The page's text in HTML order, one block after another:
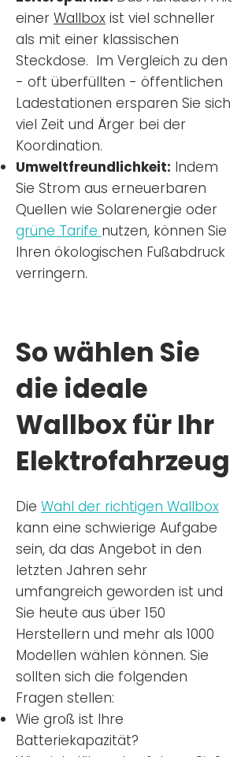
einer Wallbox ist viel schneller
als mit einer klassischen
Steckdose. Im Vergleich zu den
- oft überfüllten - öffentlichen
Ladestationen ersparen Sie sich
viel Zeit und Ärger bei der
Koordination.
Umweltfreundlichkeit: Indem
Sie Strom aus erneuerbaren
Quellen wie Solarenergie oder
grüne Tarife nutzen, können Sie
Ihren ökologischen Fußabdruck
verringern.
So wählen Sie
die ideale
Wallbox für Ihr
Elektrofahrzeug
Die Wahl der richtigen Wallbox
kann eine schwierige Aufgabe
sein, da das Angebot in den
letzten Jahren sehr
umfangreich geworden ist und
Sie heute aus über 150
Herstellern und mehr als 1000
Modellen wählen können. Sie
sollten sich die folgenden
Fragen stellen:
Wie groß ist Ihre
Batteriekapazität?